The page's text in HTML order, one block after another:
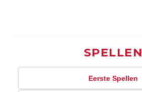
SPELLEN
Eerste Spellen